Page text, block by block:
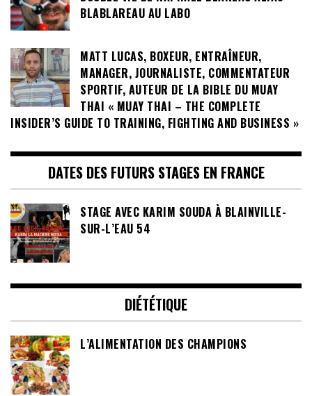
BLABLAREAU AU LABO
MATT LUCAS, BOXEUR, ENTRAÎNEUR,
MANAGER, JOURNALISTE, COMMENTATEUR
SPORTIF, AUTEUR DE LA BIBLE DU MUAY
THAI « MUAY THAI – THE COMPLETE
INSIDER’S GUIDE TO TRAINING, FIGHTING AND BUSINESS »
DATES DES FUTURS STAGES EN FRANCE
STAGE AVEC KARIM SOUDA À BLAINVILLE-
SUR-L’EAU 54
DIÉTÉTIQUE
L’ALIMENTATION DES CHAMPIONS